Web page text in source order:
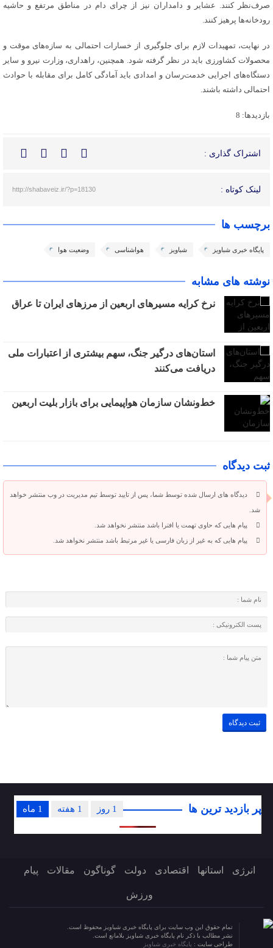
صرف‌نظر کنند. عشایر و دامداران نیز از چرای دام در مناطق مرتفع و حاشیه
رودخانه‌ها پرهیز کنند.
در نهایت، تمهیدات لازم برای جلوگیری از خسارات احتمالی به سازه‌های موقت و
محصولات کشاورزی باید در نظر گرفته شود. همچنین، راهداری، وزارت نیرو و سایر
دستگاه‌های اجرایی خدمت‌رسان و امدادی باید آمادگی کامل برای مقابله با حوادث
احتمالی داشته باشند.
بازدیدها: 8
اشتراک گذاری :
لینک کوتاه : http://shabaveiz.ir/?p=18130
برچسب ها
پایگاه خبری شباویز شباویز هواشناسی وضعیت هوا
نوشته های مشابه
نرخ کرایه مسیرهای اربعین از مرزهای ایران تا عراق
استان‌های درگیر جنگ، سهم بیشتری از اعتبارات ملی
دریافت می‌کنند
خط‌ونشان سازمان هواپیمایی برای بازار بلیت اربعین
ثبت دیدگاه
دیدگاه های ارسال شده توسط شما، پس از تایید توسط تیم مدیریت در وب منتشر خواهد
شد.
پیام هایی که حاوی تهمت یا افترا باشد منتشر نخواهد شد.
پیام هایی که به غیر از زبان فارسی یا غیر مرتبط باشد منتشر نخواهد شد.
پر بازدید ترین ها 1 ماه 1 هفته 1 روز
انرژی استانها اقتصادی دولت گوناگون مقالات پیام
ورزش
تمام حقوق این وب سایت برای پایگاه خبری شباویز محفوظ است.
نشر مطالب با ذکر نام پایگاه خبری شباویز بلامانع است.
طراحی سایت : پایگاه خبری شباویز